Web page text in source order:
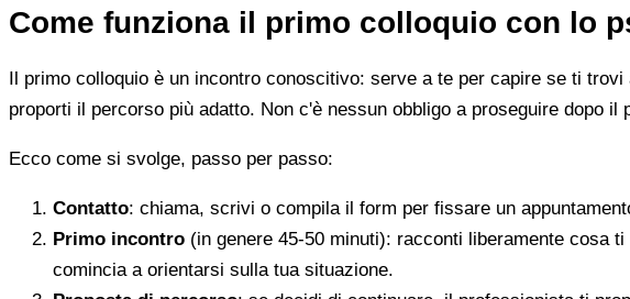
Come funziona il primo colloquio con lo
Il primo colloquio è un incontro conoscitivo: serve a te per capire se ti
proporti il percorso più adatto. Non c'è nessun obbligo a proseguire dopo il
Ecco come si svolge, passo per passo:
Contatto: chiama, scrivi o compila il form per fissare un
Primo incontro (in genere 45-50 minuti): racconti liberamente cosa
comincia a orientarsi sulla tua situazione.